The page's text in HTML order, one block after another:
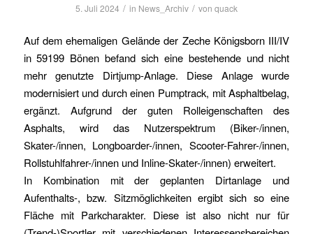
5. Juli 2024 / in News_Archiv / von quack
Auf dem ehemaligen Gelände der Zeche Königsborn III/IV
in 59199 Bönen befand sich eine bestehende und nicht
mehr genutzte Dirtjump-Anlage. Diese Anlage wurde
modernisiert und durch einen Pumptrack, mit Asphaltbelag,
ergänzt. Aufgrund der guten Rolleigenschaften des
Asphalts, wird das Nutzerspektrum (Biker-/innen,
Skater-/innen, Longboarder-/innen, Scooter-Fahrer-/innen,
Rollstuhlfahrer-/innen und Inline-Skater-/innen) erweitert.
In Kombination mit der geplanten Dirtanlage und
Aufenthalts-, bzw. Sitzmöglichkeiten ergibt sich so eine
Fläche mit Parkcharakter. Diese ist also nicht nur für